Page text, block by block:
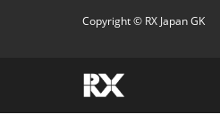
Copyright © RX Japan GK